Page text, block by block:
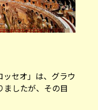
セオ」は、グラウ
ましたが、その目